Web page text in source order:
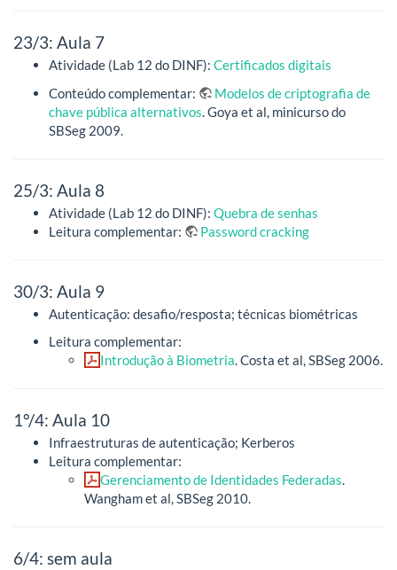
23/3: Aula 7
Atividade (Lab 12 do DINF): Certificados digitais
Conteúdo complementar:
Modelos de criptografia de
chave pública alternativos. Goya et al, minicurso do
SBSeg 2009.
25/3: Aula 8
Atividade (Lab 12 do DINF): Quebra de senhas
Leitura complementar:
Password cracking
30/3: Aula 9
Autenticação: desafio/resposta; técnicas biométricas
Leitura complementar:
Introdução à Biometria. Costa et al, SBSeg 2006.
1°/4: Aula 10
Infraestruturas de autenticação; Kerberos
Leitura complementar:
Gerenciamento de Identidades Federadas.
Wangham et al, SBSeg 2010.
6/4: sem aula